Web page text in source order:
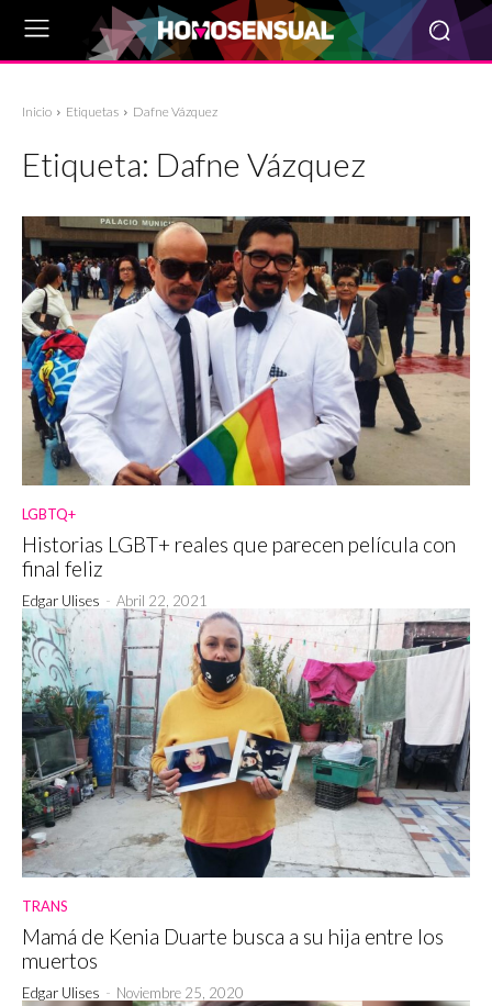
Inicio Etiquetas Dafne Vázquez
Etiqueta: Dafne Vázquez
LGBTQ+
Historias LGBT+ reales que parecen película con
final feliz
Edgar Ulises - Abril 22, 2021
TRANS
Mamá de Kenia Duarte busca a su hija entre los
muertos
Edgar Ulises - Noviembre 25, 2020